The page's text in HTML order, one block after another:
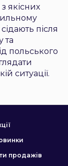
якісних
після
та
польського
ситуації.
продажів